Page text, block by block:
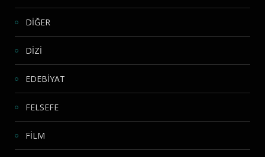
DİĞER
DİZİ
EDEBİYAT
FELSEFE
FİLM